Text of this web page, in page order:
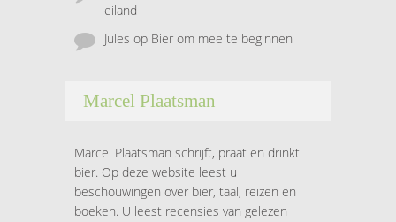
eiland
Jules op Bier om mee te beginnen
Marcel Plaatsman
Marcel Plaatsman schrijft, praat en drinkt
bier. Op deze website leest u
beschouwingen over bier, taal, reizen en
boeken. U leest recensies van gelezen